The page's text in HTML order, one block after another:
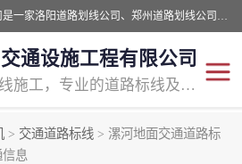
周口中为交通设施工程有限公司是一家洛阳道路划线公司、郑州道路划线公司、平顶山道路车位划线公司、开封车位划线公司、许昌道路车位划线公司、漯河道路车位划线公司，公司始终坚持“诚信、匠心、专注”的宗旨；我们的经营理念是：的服务。
通设施工程有限公司
专注道路标线施工，专业的道路标线及交通设施施工服务商!
> 交通道路标线 > 漯河地面交通道路标
息